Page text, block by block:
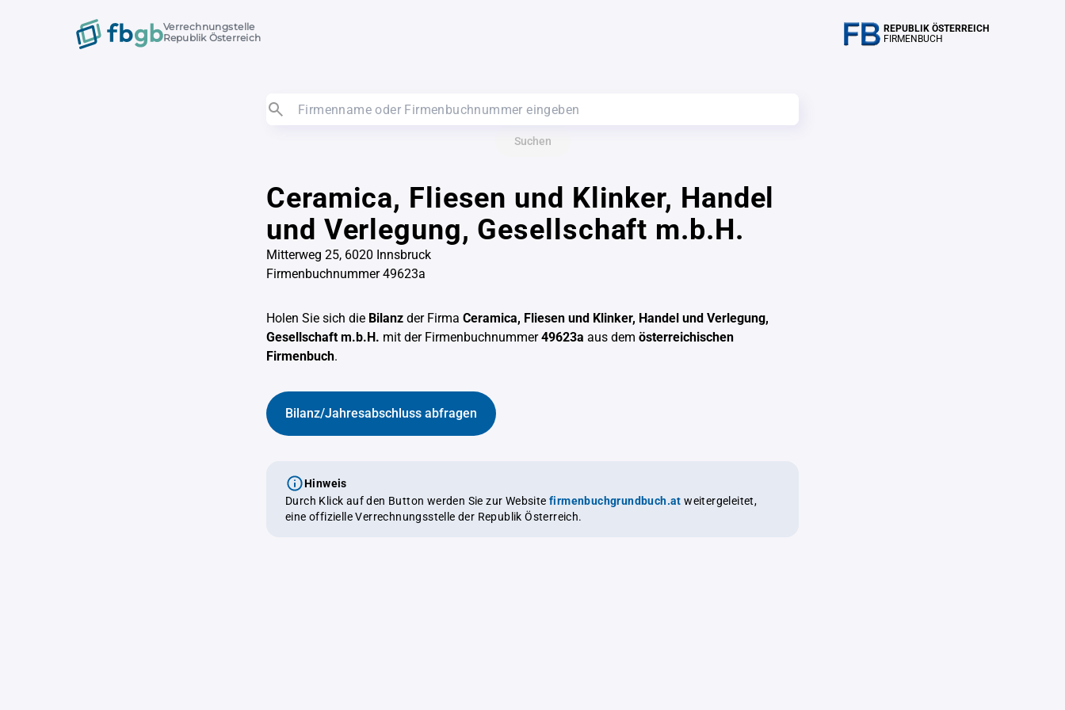
Verrechnungstelle
Republik Österreich
REPUBLIK ÖSTERREICH
FIRMENBUCH
Suchen
Ceramica, Fliesen und Klinker, Handel
und Verlegung, Gesellschaft m.b.H.
Mitterweg 25, 6020 Innsbruck
Firmenbuchnummer 49623a
Holen Sie sich die Bilanz der Firma Ceramica, Fliesen und Klinker, Handel und Verlegung,
Gesellschaft m.b.H. mit der Firmenbuchnummer49623a aus dem österreichischen
Firmenbuch.
Bilanz/Jahresabschluss abfragen
Hinweis
Durch Klick auf den Button werden Sie zur Website firmenbuchgrundbuch.at weitergeleitet,
eine offizielle Verrechnungsstelle der Republik Österreich.